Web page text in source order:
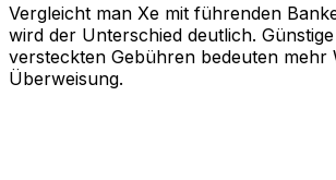
Vergleicht man Xe mit führenden
wird der Unterschied deutlich.
versteckten Gebühren bedeuten mehr
Überweisung.